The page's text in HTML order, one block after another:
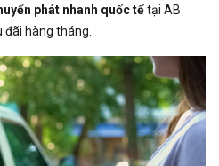
phát nhanh quốc tếtại AB
đãi hàng tháng.